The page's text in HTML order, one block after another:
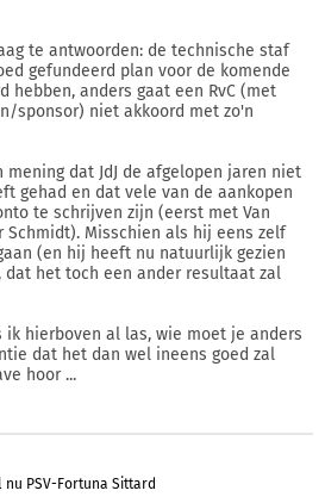
te antwoorden: de technische staf
gefundeerd plan voor de komende
hebben, anders gaat een RvC (met
sponsor) niet akkoord met zo'n
mening dat JdJ de afgelopen jaren niet
gehad en dat vele van de aankopen
te schrijven zijn (eerst met Van
Schmidt). Misschien als hij eens zelf
(en hij heeft nu natuurlijk gezien
dat het toch een ander resultaat zal
ik hierboven al las, wie moet je anders
dat het dan wel ineens goed zal
hoor ...
nu PSV-Fortuna Sittard